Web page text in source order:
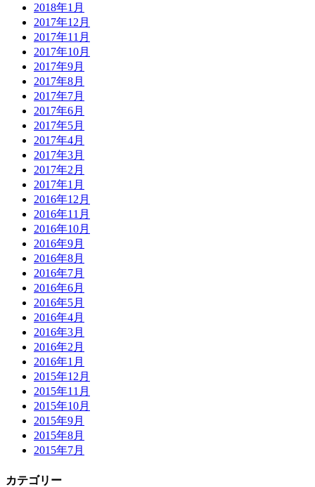
2018年1月
2017年12月
2017年11月
2017年10月
2017年9月
2017年8月
2017年7月
2017年6月
2017年5月
2017年4月
2017年3月
2017年2月
2017年1月
2016年12月
2016年11月
2016年10月
2016年9月
2016年8月
2016年7月
2016年6月
2016年5月
2016年4月
2016年3月
2016年2月
2016年1月
2015年12月
2015年11月
2015年10月
2015年9月
2015年8月
2015年7月
カテゴリー